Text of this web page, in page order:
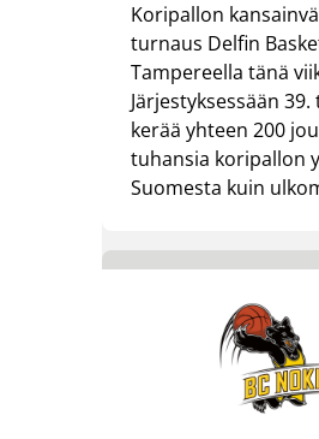
Koripallon
turnaus Delfin
Tampereella tänä
Järjestyksessään
kerää yhteen 200
tuhansia koripallon
Suomesta kuin